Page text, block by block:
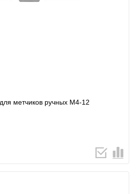
метчиков ручных M4-12